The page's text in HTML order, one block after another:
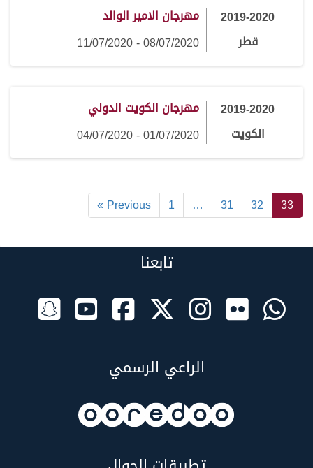
2019-2020
قطر
مهرجان الامير الوالد
08/07/2020 - 11/07/2020
2019-2020
الكويت
مهرجان الكويت الدولي
01/07/2020 - 04/07/2020
« Previous 1 … 31 32 33
تابعنا
الراعي الرسمي